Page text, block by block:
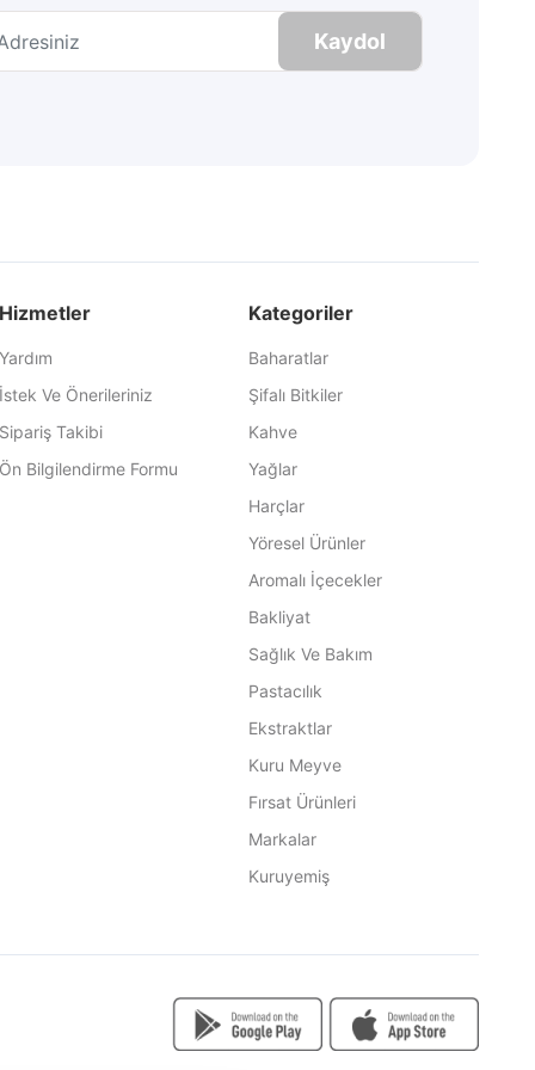
Kaydol
Hizmetler
Yardım
İstek Ve Önerileriniz
Sipariş Takibi
Ön Bilgilendirme Formu
Kategoriler
Baharatlar
Şifalı Bitkiler
Kahve
Yağlar
Harçlar
Yöresel Ürünler
Aromalı İçecekler
Bakliyat
Sağlık Ve Bakım
Pastacılık
Ekstraktlar
Kuru Meyve
Fırsat Ürünleri
Markalar
Kuruyemiş